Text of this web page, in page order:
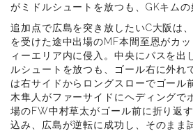
がミドルシュートを放つも、GKキムの
追加点で広島を突き放したいC大阪は
を受けた途中出場のMF本間至恩がカ
ィーエリア内に侵入。中央にパスを出
ルシュートを放つも、ゴール右に外れ
は右サイドからロングスローでゴール
木隼人がファーサイドにヘディングで
場のFW中村草太がゴール前に折り返
込み、広島が逆転に成功し、そのまま